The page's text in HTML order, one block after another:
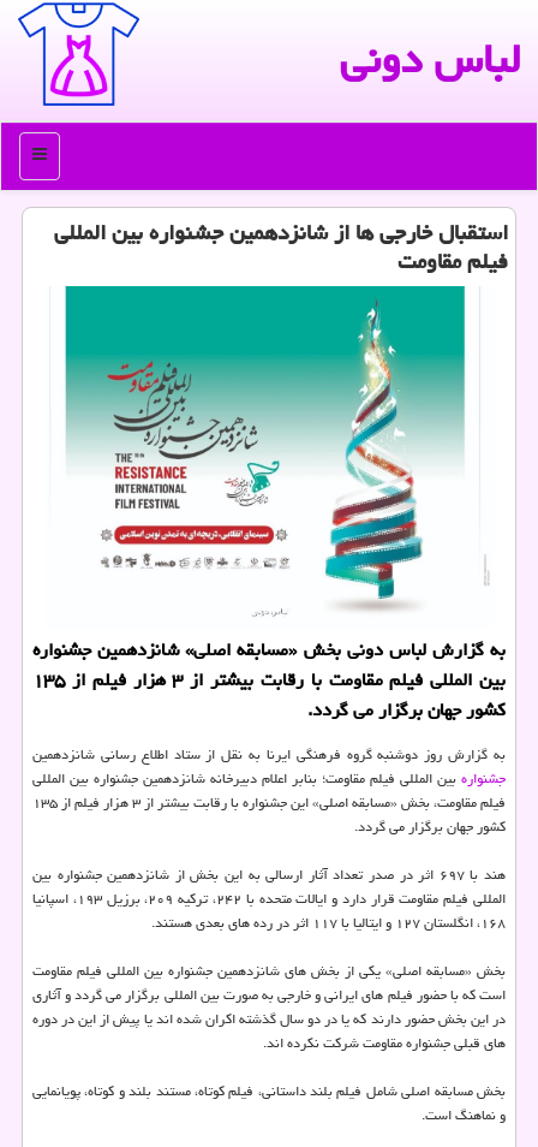
لباس دونی
منو
استقبال خارجی ها از شانزدهمین جشنواره بین المللی
فیلم مقاومت
به گزارش لباس دونی بخش «مسابقه اصلی» شانزدهمین جشنواره
بین المللی فیلم مقاومت با رقابت بیشتر از ۳ هزار فیلم از ۱۳۵
كشور جهان برگزار می گردد.
به گزارش روز دوشنبه گروه فرهنگی ایرنا به نقل از ستاد اطلاع رسانی شانزدهمین
جشنوارهبین المللی فیلم مقاومت؛ بنابر اعلام دبیرخانه شانزدهمین جشنواره بین المللی
فیلم مقاومت، بخش «مسابقه اصلی» این جشنواره با رقابت بیشتر از ۳ هزار فیلم از ۱۳۵
کشور جهان برگزار می گردد.
هند با ۶۹۷ اثر در صدر تعداد آثار ارسالی به این بخش از شانزدهمین جشنواره بین
المللی فیلم مقاومت قرار دارد و ایالات متحده با ۲۴۲، ترکیه ۲۰۹، برزیل ۱۹۳، اسپانیا
۱۶۸، انگلستان ۱۲۷ و ایتالیا با ۱۱۷ اثر در رده های بعدی هستند.
بخش «مسابقه اصلی» یکی از بخش های شانزدهمین جشنواره بین المللی فیلم مقاومت
است که با حضور فیلم های ایرانی و خارجی به صورت بین المللی برگزار می گردد و آثاری
در این بخش حضور دارند که یا در دو سال گذشته اکران شده اند یا پیش از این در دوره
های قبلی جشنواره مقاومت شرکت نکرده اند.
بخش مسابقه اصلی شامل فیلم بلند داستانی، فیلم کوتاه، مستند بلند و کوتاه، پویانمایی
و نماهنگ است.